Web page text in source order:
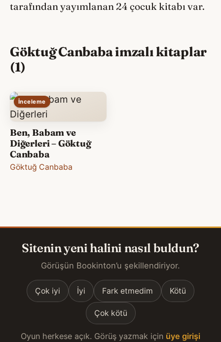
tarafından yayımlanan 24 çocuk kitabı var.
Göktuğ Canbaba imzalı kitaplar
(1)
İnceleme
Ben, Babam ve
Diğerleri – Göktuğ
Canbaba
Göktuğ Canbaba
Sitenin yeni halini nasıl buldun?
Görüşün Bookinton’u şekillendiriyor.
Çok iyi İyi Fark etmedim Kötü
Çok kötü
Oyun herkese açık. Görüş yazmak için üye girişi